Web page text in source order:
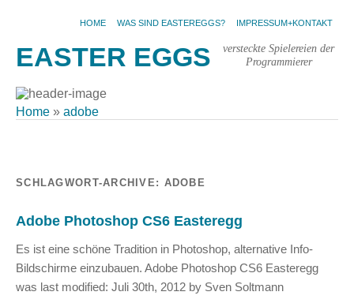
HOME WAS SIND EASTEREGGS? IMPRESSUM+KONTAKT
EASTER EGGS
versteckte Spielereien der
Programmierer
Home » adobe
SCHLAGWORT-ARCHIVE: ADOBE
Adobe Photoshop CS6 Easteregg
Es ist eine schöne Tradition in Photoshop, alternative Info-
Bildschirme einzubauen. Adobe Photoshop CS6 Easteregg
was last modified: Juli 30th, 2012 by Sven Soltmann